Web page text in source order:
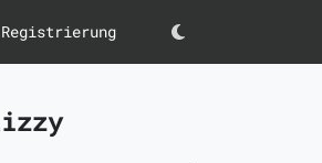
Registrierung Darkmode